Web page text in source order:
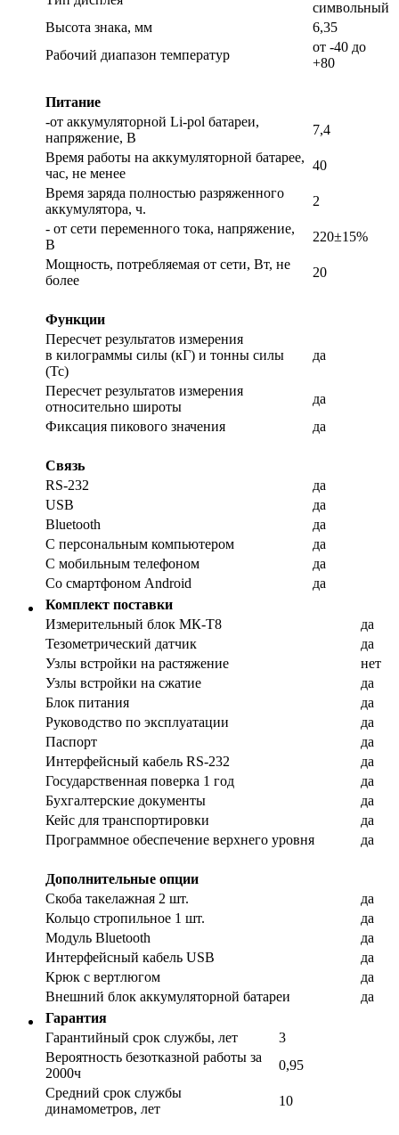
символьный
Высота знака, мм
6,35
Рабочий диапазон температур
от -40 до
+80
Питание
-от аккумуляторной Li-pol батареи,
напряжение, В
7,4
Время работы на аккумуляторной батарее,
час, не менее
40
Время заряда полностью разряженного
аккумулятора, ч.
2
- от сети переменного тока, напряжение,
В
220±15%
Мощность, потребляемая от сети, Вт, не
более
20
Функции
Пересчет результатов измерения
в килограммы силы (кГ) и тонны силы
(Тс)
да
Пересчет результатов измерения
относительно широты
да
Фиксация пикового значения
да
Связь
RS-232
да
USB
да
Bluetooth
да
С персональным компьютером
да
С мобильным телефоном
да
Со смартфоном Android
да
Комплект поставки
Измерительный блок МК-Т8
да
Тезометрический датчик
да
Узлы встройки на растяжение
нет
Узлы встройки на сжатие
да
Блок питания
да
Руководство по эксплуатации
да
Паспорт
да
Интерфейсный кабель RS-232
да
Государственная поверка 1 год
да
Бухгалтерские документы
да
Кейс для транспортировки
да
Программное обеспечение верхнего уровня
да
Дополнительные опции
Скоба такелажная 2 шт.
да
Кольцо стропильное 1 шт.
да
Модуль Bluetooth
да
Интерфейсный кабель USB
да
Крюк с вертлюгом
да
Внешний блок аккумуляторной батареи
да
Гарантия
Гарантийный срок службы, лет
3
Вероятность безотказной работы за
2000ч
0,95
Средний срок службы
динамометров, лет
10